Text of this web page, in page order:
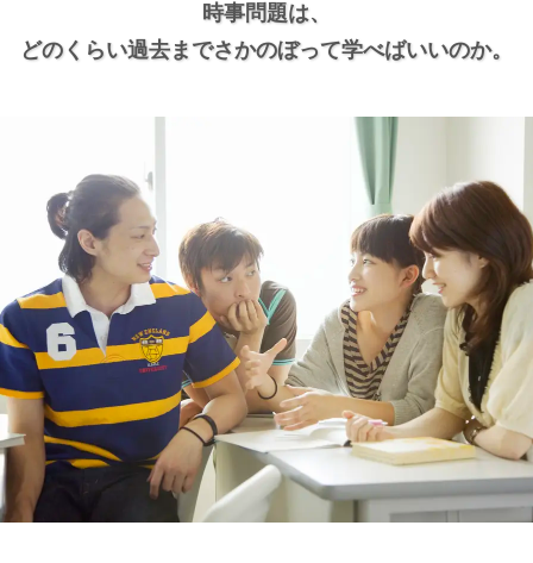
時事問題は、
どのくらい過去までさかのぼって学べばいいのか。